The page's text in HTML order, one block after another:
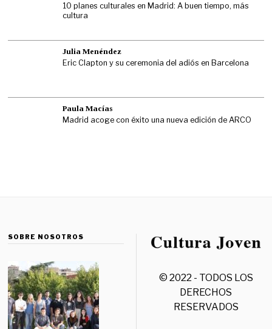
10 planes culturales en Madrid: A buen tiempo, más
cultura
Julia Menéndez
Eric Clapton y su ceremonia del adiós en Barcelona
Paula Macías
Madrid acoge con éxito una nueva edición de ARCO
SOBRE NOSOTROS
© 2022 - TODOS LOS
DERECHOS
RESERVADOS